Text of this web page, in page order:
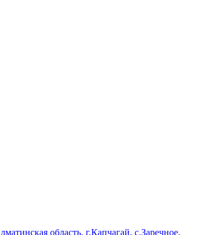
область, г.Капчагай, с.Заречное,